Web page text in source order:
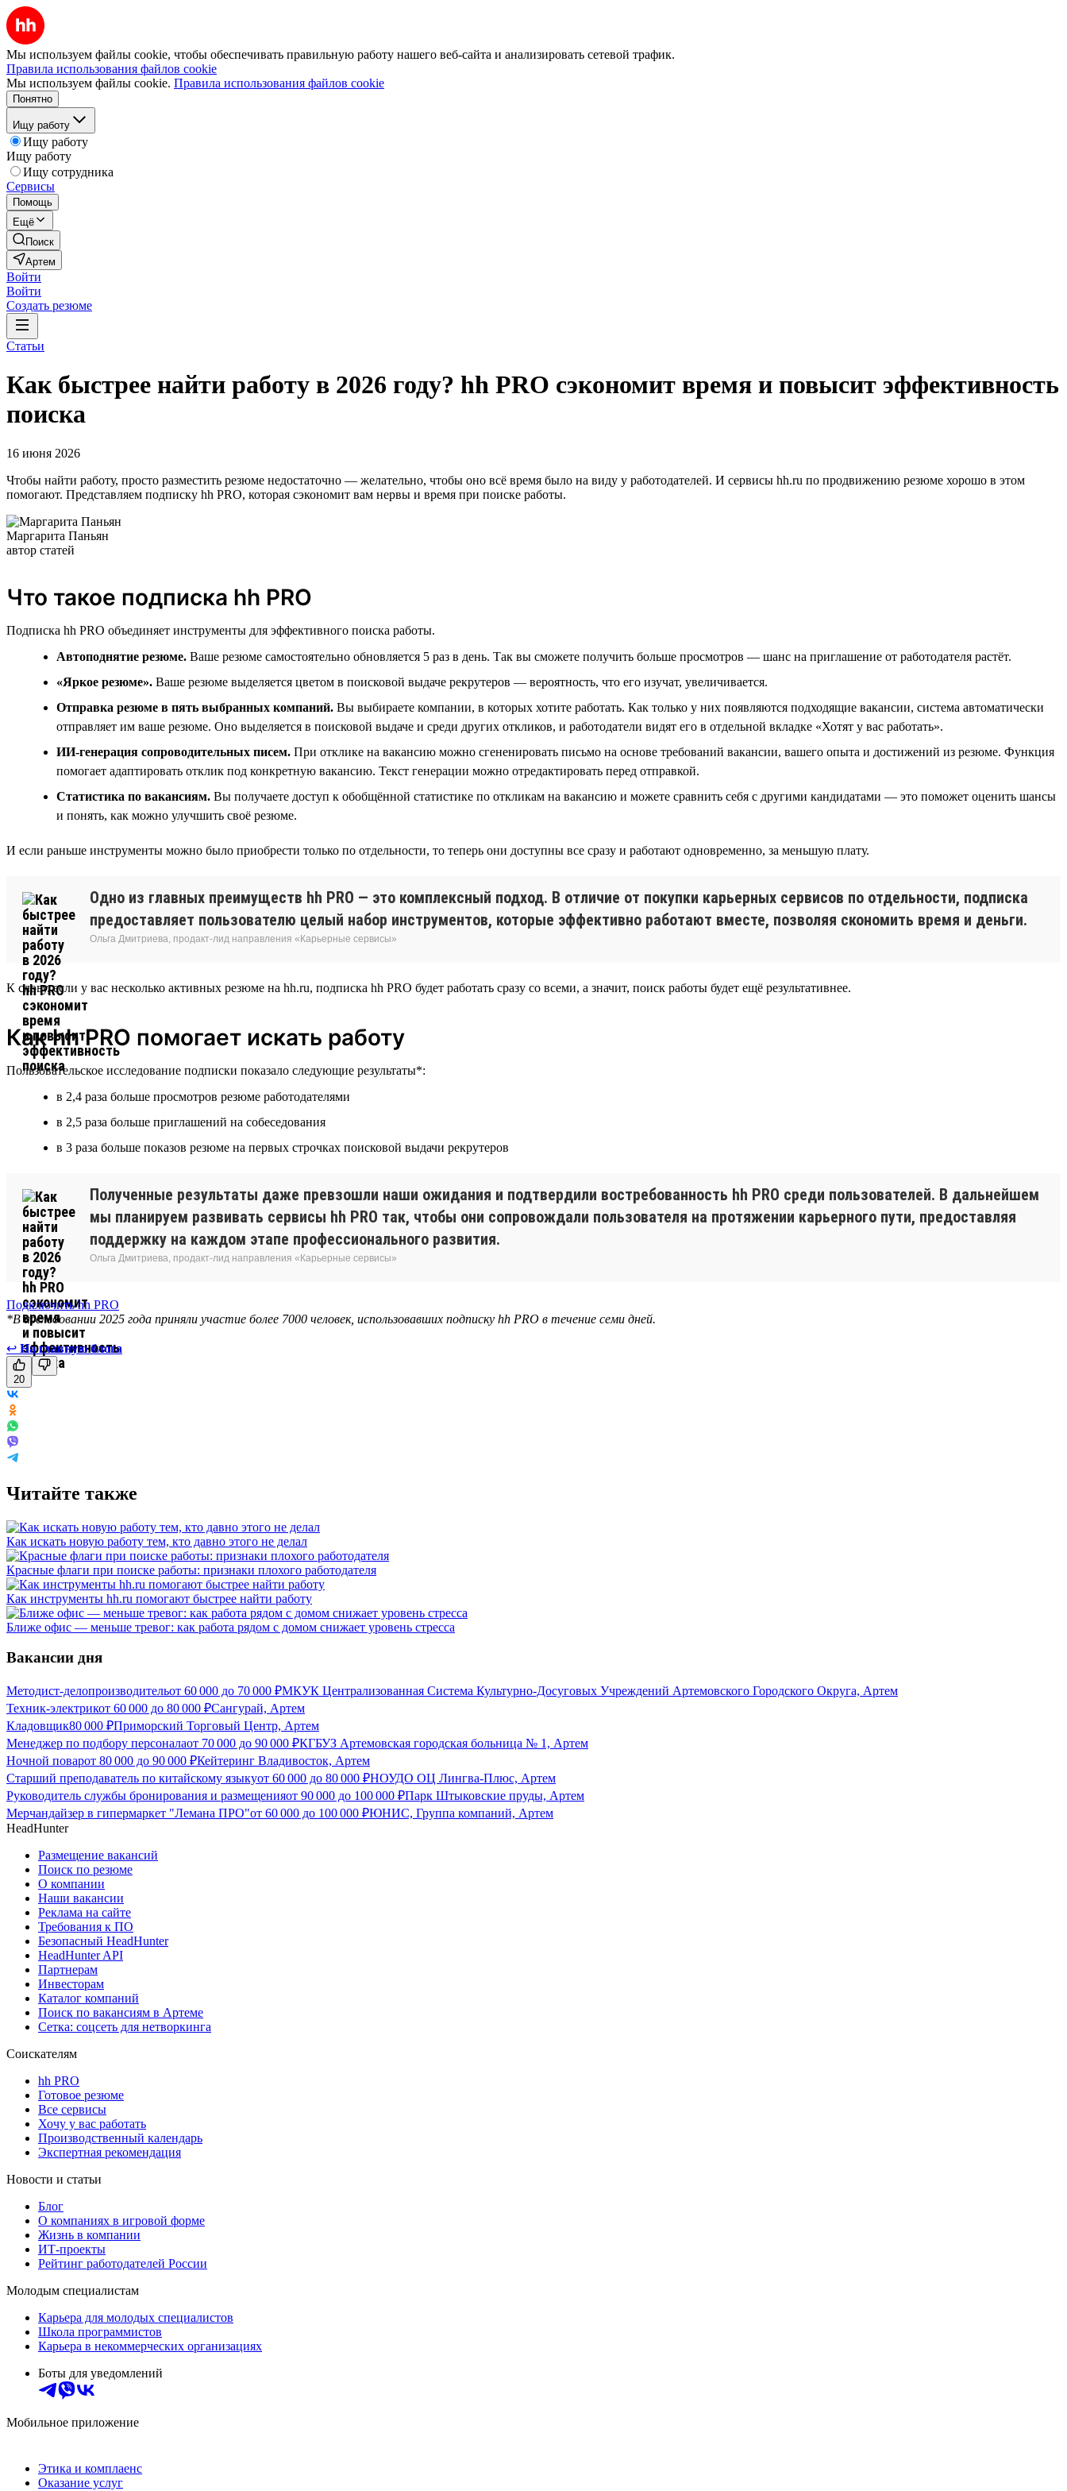
Мы используем файлы cookie, чтобы обеспечивать правильную работу нашего веб-сайта и анализировать сетевой трафик.
Правила использования файлов cookie
Мы используем файлы cookie. Правила использования файлов cookie
Понятно
Ищу работу
Ищу работу
Ищу работу
Ищу сотрудника
Сервисы
Помощь
Ещё
Поиск
Артем
Войти
Войти
Создать резюме
Статьи
Как быстрее найти работу в 2026 году? hh PRO сэкономит время и повысит эффективность
поиска
16 июня 2026
Чтобы найти работу, просто разместить резюме недостаточно — желательно, чтобы оно всё время было на виду у работодателей. И сервисы hh.ru по продвижению резюме хорошо в этом
помогают. Представляем подписку hh PRO, которая сэкономит вам нервы и время при поиске работы.
Маргарита Паньян
автор статей
Что такое подписка hh PRO
Подписка hh PRO объединяет инструменты для эффективного поиска работы.
Автоподнятие резюме. Ваше резюме самостоятельно обновляется 5 раз в день. Так вы сможете получить больше просмотров — шанс на приглашение от работодателя растёт.
«Яркое резюме». Ваше резюме выделяется цветом в поисковой выдаче рекрутеров — вероятность, что его изучат, увеличивается.
Отправка резюме в пять выбранных компаний. Вы выбираете компании, в которых хотите работать. Как только у них появляются подходящие вакансии, система автоматически
отправляет им ваше резюме. Оно выделяется в поисковой выдаче и среди других откликов, и работодатели видят его в отдельной вкладке «Хотят у вас работать».
ИИ-генерация сопроводительных писем. При отклике на вакансию можно сгененировать письмо на основе требований вакансии, вашего опыта и достижений из резюме. Функция
помогает адаптировать отклик под конкретную вакансию. Текст генерации можно отредактировать перед отправкой.
Статистика по вакансиям. Вы получаете доступ к обобщённой статистике по откликам на вакансию и можете сравнить себя с другими кандидатами — это поможет оценить шансы
и понять, как можно улучшить своё резюме.
И если раньше инструменты можно было приобрести только по отдельности, то теперь они доступны все сразу и работают одновременно, за меньшую плату.
Одно из главных преимуществ hh PRO — это комплексный подход. В отличие от покупки карьерных сервисов по отдельности, подписка
предоставляет пользователю целый набор инструментов, которые эффективно работают вместе, позволяя скономить время и деньги.
Ольга Дмитриева, продакт-лид направления «Карьерные сервисы»
К слову, если у вас несколько активных резюме на hh.ru, подписка hh PRO будет работать сразу со всеми, а значит, поиск работы будет ещё результативнее.
Как hh PRO помогает искать работу
Пользовательское исследование подписки показало следующие результаты*:
в 2,4 раза больше просмотров резюме работодателями
в 2,5 раза больше приглашений на собеседования
в 3 раза больше показов резюме на первых строчках поисковой выдачи рекрутеров
Полученные результаты даже превзошли наши ожидания и подтвердили востребованность hh PRO среди пользователей. В дальнейшем
мы планируем развивать сервисы hh PRO так, чтобы они сопровождали пользователя на протяжении карьерного пути, предоставляя
поддержку на каждом этапе профессионального развития.
Ольга Дмитриева, продакт-лид направления «Карьерные сервисы»
Подключить hh PRO
*В исследовании 2025 года приняли участие более 7000 человек, использовавших подписку hh PRO в течение семи дней.
↩ На главную блога
20
Читайте также
Как искать новую работу тем, кто давно этого не делал
Красные флаги при поиске работы: признаки плохого работодателя
Как инструменты hh.ru помогают быстрее найти работу
Ближе офис — меньше тревог: как работа рядом с домом снижает уровень стресса
Вакансии дня
Методист-делопроизводительот 60 000 до 70 000 ₽МКУК Централизованная Система Культурно-Досуговых Учреждений Артемовского Городского Округа, Артем
Техник-электрикот 60 000 до 80 000 ₽Сангурай, Артем
Кладовщик80 000 ₽Приморский Торговый Центр, Артем
Менеджер по подбору персоналаот 70 000 до 90 000 ₽КГБУЗ Артемовская городская больница № 1, Артем
Ночной поварот 80 000 до 90 000 ₽Кейтеринг Владивосток, Артем
Старший преподаватель по китайскому языкуот 60 000 до 80 000 ₽НОУДО ОЦ Лингва-Плюс, Артем
Руководитель службы бронирования и размещенияот 90 000 до 100 000 ₽Парк Штыковские пруды, Артем
Мерчандайзер в гипермаркет "Лемана ПРО"от 60 000 до 100 000 ₽ЮНИС, Группа компаний, Артем
HeadHunter
Размещение вакансий
Поиск по резюме
О компании
Наши вакансии
Реклама на сайте
Требования к ПО
Безопасный HeadHunter
HeadHunter API
Партнерам
Инвесторам
Каталог компаний
Поиск по вакансиям в Артеме
Сетка: соцсеть для нетворкинга
Соискателям
hh PRO
Готовое резюме
Все сервисы
Хочу у вас работать
Производственный календарь
Экспертная рекомендация
Новости и статьи
Блог
О компаниях в игровой форме
Жизнь в компании
ИТ-проекты
Рейтинг работодателей России
Молодым специалистам
Карьера для молодых специалистов
Школа программистов
Карьера в некоммерческих организациях
Боты для уведомлений
Мобильное приложение
Этика и комплаенс
Оказание услуг